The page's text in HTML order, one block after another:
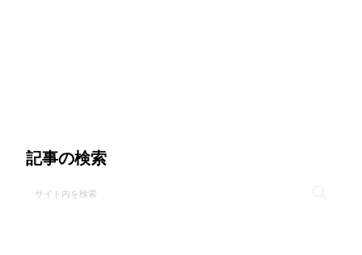
記事の検索